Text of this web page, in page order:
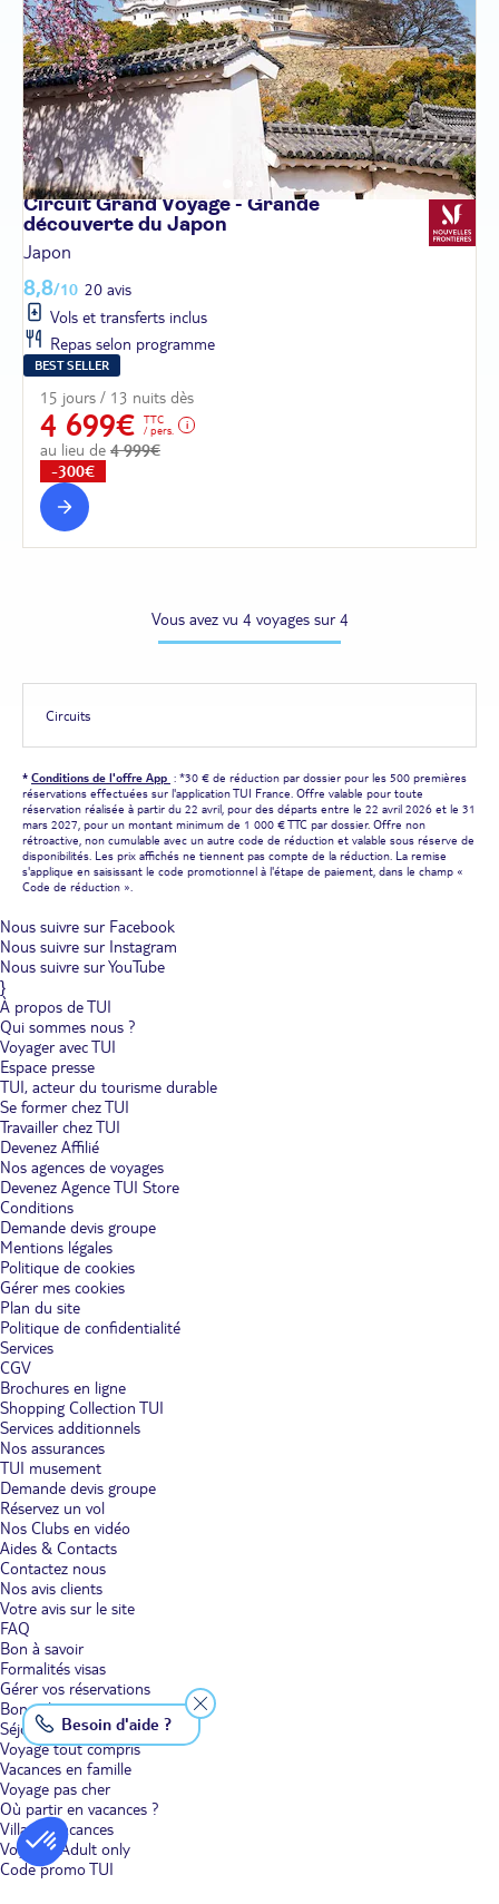
Circuit Grand Voyage - Grande
découverte du Japon
Japon
8,8/10 20 avis
Vols et transferts inclus
Repas selon programme
BEST SELLER
15 jours / 13 nuits dès
4 699€
TTC
/ pers.
au lieu de 4 999€
-300€
Vous avez vu 4 voyages sur 4
Circuits
* Conditions de l'offre App : *30 € de réduction par dossier pour les 500 premières
réservations effectuées sur l'application TUI France. Offre valable pour toute
réservation réalisée à partir du 22 avril, pour des départs entre le 22 avril 2026 et le 31
mars 2027, pour un montant minimum de 1 000 € TTC par dossier. Offre non
rétroactive, non cumulable avec un autre code de réduction et valable sous réserve de
disponibilités. Les prix affichés ne tiennent pas compte de la réduction. La remise
s'applique en saisissant le code promotionnel à l'étape de paiement, dans le champ «
Code de réduction ».
Nous suivre sur Facebook
Nous suivre sur Instagram
Nous suivre sur YouTube
}
À propos de TUI
Qui sommes nous ?
Voyager avec TUI
Espace presse
TUI, acteur du tourisme durable
Se former chez TUI
Travailler chez TUI
Devenez Affilié
Nos agences de voyages
Devenez Agence TUI Store
Conditions
Demande devis groupe
Mentions légales
Politique de cookies
Gérer mes cookies
Plan du site
Politique de confidentialité
Services
CGV
Brochures en ligne
Shopping Collection TUI
Services additionnels
Nos assurances
TUI musement
Demande devis groupe
Réservez un vol
Nos Clubs en vidéo
Aides & Contacts
Contactez nous
Nos avis clients
Votre avis sur le site
FAQ
Bon à savoir
Formalités visas
Gérer vos réservations
Bons plans voyage
Séjour
Voyage tout compris
Vacances en famille
Voyage pas cher
Où partir en vacances ?
Villages vacances
Voyages Adult only
Code promo TUI
Besoin d'aide ?